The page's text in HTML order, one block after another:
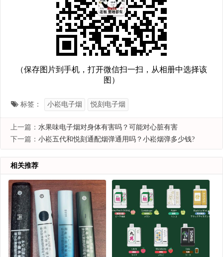
（保存图片到手机，打开微信扫一扫，从相册中选择该
图）
标签： 小崧电子烟 悦刻电子烟
上一篇： 水果味电子烟对身体有害吗？可能对心脏有害
下一篇： 小崧五代和悦刻通配烟弹通用吗？小崧烟弹多少钱?
相关推荐